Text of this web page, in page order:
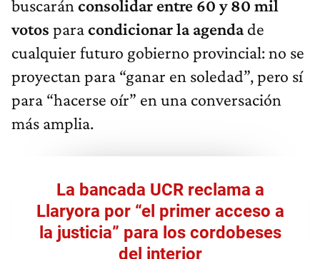
buscarán consolidar entre 60 y 80 mil
votos paracondicionar la agendade
cualquier futuro gobierno provincial: no se
proyectan para “ganar en soledad”, pero sí
para “hacerse oír” en una conversación
más amplia.
La bancada UCR reclama a
Llaryora por “el primer acceso a
la justicia” para los cordobeses
del interior